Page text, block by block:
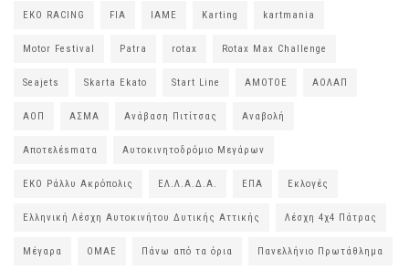
EKO RACING FIA IAME Karting kartmania
Motor Festival Patra rotax Rotax Max Challenge
Seajets Skarta Ekato Start Line ΑΜΟΤΟΕ ΑΟΛΑΠ
ΑΟΠ ΑΣΜΑ Ανάβαση Πιτίτσας Αναβολή
Αποτελέsmατα Αυτοκινητοδρόμιο Μεγάρων
ΕΚΟ Ράλλυ Ακρόπολις ΕΛ.Λ.Α.Δ.Α. ΕΠΑ Εκλογές
Ελληνική Λέσχη Αυτοκινήτου Δυτικής Αττικής Λέσχη 4χ4 Πάτρας
Μέγαρα ΟΜΑΕ Πάνω από τα όρια Πανελλήνιο Πρωτάθλημα